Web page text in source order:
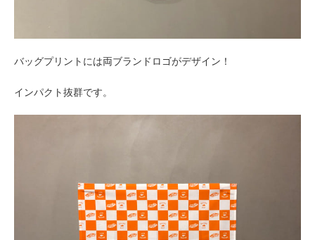
バッグプリントには両ブランドロゴがデザイン！
インパクト抜群です。